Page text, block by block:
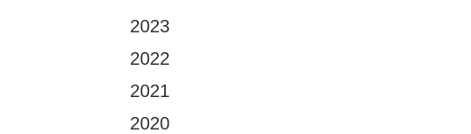
2023
2022
2021
2020